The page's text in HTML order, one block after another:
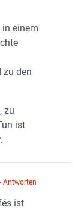
einem
zu den
zu
ist
- Antworten
ist